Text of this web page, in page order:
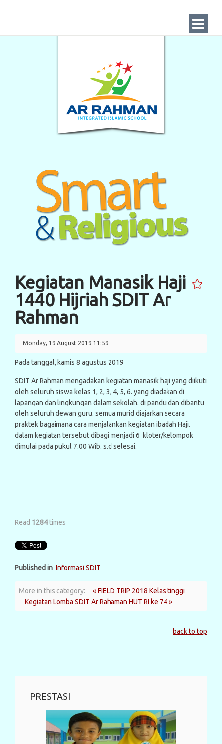
Kegiatan Manasik Haji
1440 Hijriah SDIT Ar
Rahman
Monday, 19 August 2019 11:59
Pada tanggal, kamis 8 agustus 2019
SDIT Ar Rahman mengadakan kegiatan manasik haji yang diikuti
oleh seluruh siswa kelas 1, 2, 3, 4, 5, 6. yang diadakan di
lapangan dan lingkungan dalam sekolah. di pandu dan dibantu
oleh seluruh dewan guru. semua murid diajarkan secara
praktek bagaimana cara menjalankan kegiatan ibadah Haji.
dalam kegiatan tersebut dibagi menjadi 6 kloter/kelompok
dimulai pada pukul 7.00 Wib. s.d selesai.
Read 1284times
Published in Informasi SDIT
More in this category:
« FIELD TRIP 2018 Kelas tinggi
Kegiatan Lomba SDIT Ar Rahaman HUT RI ke 74 »
back to top
PRESTASI